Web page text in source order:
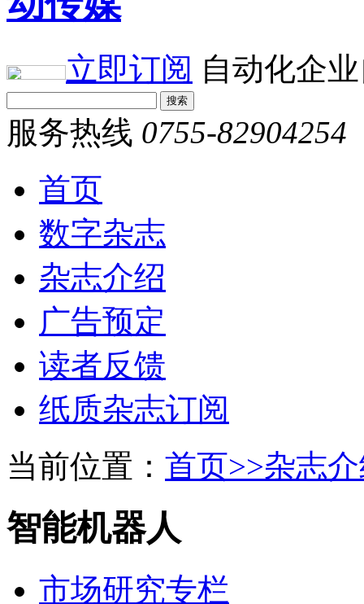
立即订阅 自动化企
服务热线 0755-82904254
首页
数字杂志
杂志介绍
广告预定
读者反馈
纸质杂志订阅
当前位置： 首页>>杂志
智能机器人
市场研究专栏